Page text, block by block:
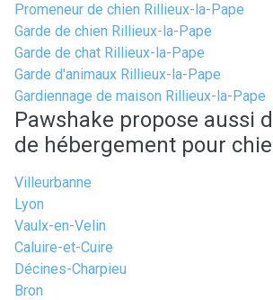
Promeneur de chien Rillieux-la-Pape
Garde de chien Rillieux-la-Pape
Garde de chat Rillieux-la-Pape
Garde d'animaux Rillieux-la-Pape
Gardiennage de maison Rillieux-la-Pape
Pawshake propose aussi
de hébergement pour
Villeurbanne
Lyon
Vaulx-en-Velin
Caluire-et-Cuire
Décines-Charpieu
Bron